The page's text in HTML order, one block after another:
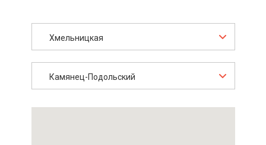
Хмельницкая
Камянец-Подольский